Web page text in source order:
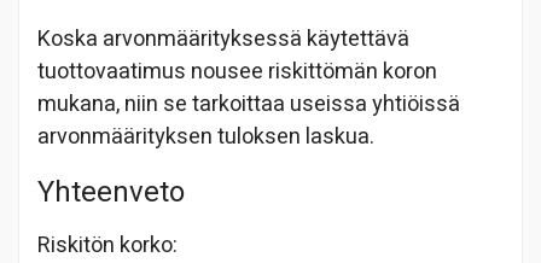
Koska arvonmäärityksessä käytettävä
tuottovaatimus nousee riskittömän koron
mukana, niin se tarkoittaa useissa yhtiöissä
arvonmäärityksen tuloksen laskua.
Yhteenveto
Riskitön korko: